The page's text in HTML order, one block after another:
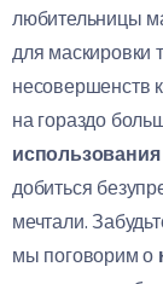
любительницы
для маскировки
несовершенств
на гораздо
добиться
мечтали.
мы поговорим о